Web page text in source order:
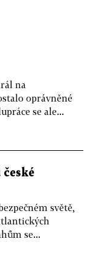
na
oprávněné
se ale...
světě,
se...